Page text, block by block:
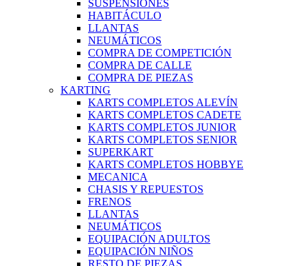
SUSPENSIONES
HABITÁCULO
LLANTAS
NEUMÁTICOS
COMPRA DE COMPETICIÓN
COMPRA DE CALLE
COMPRA DE PIEZAS
KARTING
KARTS COMPLETOS ALEVÍN
KARTS COMPLETOS CADETE
KARTS COMPLETOS JUNIOR
KARTS COMPLETOS SENIOR
SUPERKART
KARTS COMPLETOS HOBBYE
MECANICA
CHASIS Y REPUESTOS
FRENOS
LLANTAS
NEUMÁTICOS
EQUIPACIÓN ADULTOS
EQUIPACIÓN NIÑOS
RESTO DE PIEZAS